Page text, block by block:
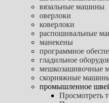
вязальные машины
оверлоки
коверлоки
распошивальные
манекены
программное
гладильное
мешкозашивочные
скорняжные
промышленное
Просмотреть